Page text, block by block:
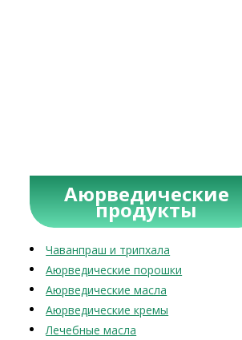
Аюрведические
продукты
Чаванпраш и трипхала
Аюрведические порошки
Аюрведические масла
Аюрведические кремы
Лечебные масла